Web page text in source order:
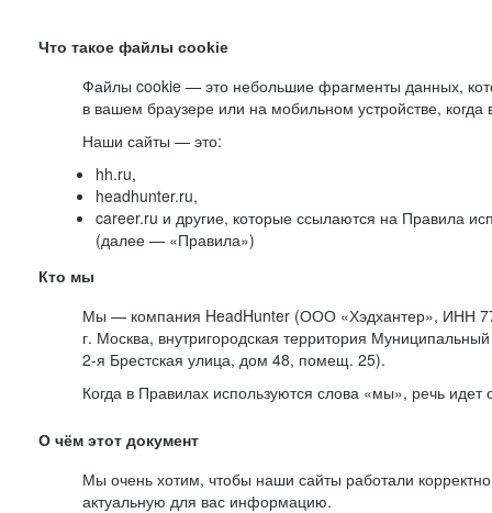
Что такое файлы cookie
Файлы cookie — это небольшие фрагменты данных,
в вашем браузере или на мобильном устройстве,
Наши сайты — это:
hh.ru,
headhunter.ru,
career.ru и другие, которые ссылаются на Правила
(далее — «Правила»)
Кто мы
Мы — компания HeadHunter (ООО «Хэдхантер», ИНН
г. Москва, внутригородская территория Муниципальный
2-я Брестская улица, дом 48, помещ. 25).
Когда в Правилах используются слова «мы», речь
О чём этот документ
Мы очень хотим, чтобы наши сайты работали
актуальную для вас информацию.